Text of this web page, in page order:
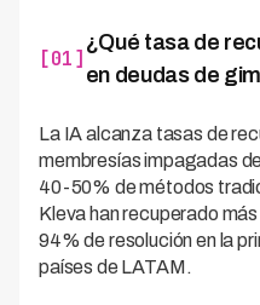
[01]
¿Qué tasa de
en deudas de
La IA alcanza tasas de
membresías impagadas
40-50% de métodos
Kleva han recuperado
94% de resolución en la
países de LATAM.